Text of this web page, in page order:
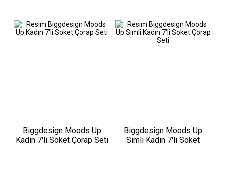
Biggdesign Moods Up
Kadın 7'li Soket Çorap Seti
Biggdesign Moods Up
Simli Kadın 7'li Soket